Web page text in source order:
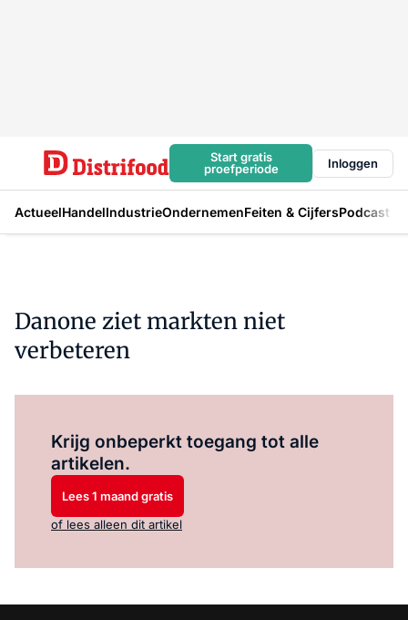
Start gratis
proefperiode
Inloggen
ActueelHandelIndustrieOndernemenFeiten & CijfersPodcast
Danone ziet markten niet
verbeteren
Krijg onbeperkt toegang tot alle
artikelen.
Lees 1 maand gratis
of lees alleen dit artikel